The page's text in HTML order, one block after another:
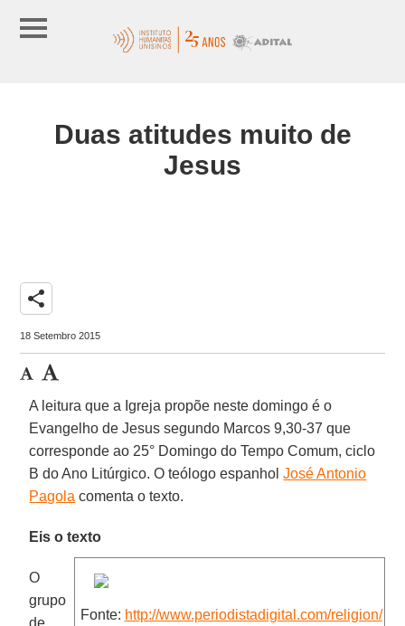
Duas atitudes muito de
Jesus
share
18 Setembro 2015
A leitura que a Igreja propõe neste domingo é o
Evangelho de Jesus segundo Marcos 9,30-37 que
corresponde ao 25° Domingo do Tempo Comum, ciclo
B do Ano Litúrgico. O teólogo espanholJosé Antonio
Pagola comenta o texto.
Eis o texto
Fonte: http://www.periodistadigital.com/religion/
O
grupo
de